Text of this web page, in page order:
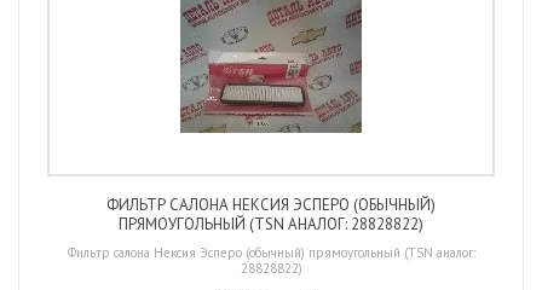
ФИЛЬТР САЛОНА НЕКСИЯ ЭСПЕРО (ОБЫЧНЫЙ)
ПРЯМОУГОЛЬНЫЙ (TSN АНАЛОГ: 28828822)
Фильтр салона Нексия Эсперо (обычный) прямоугольный (TSN аналог:
28828822)